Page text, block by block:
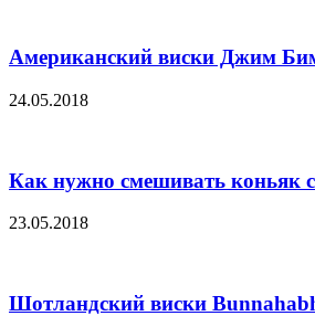
Американский виски Джим
24.05.2018
Как нужно смешивать коньяк
23.05.2018
Шотландский виски